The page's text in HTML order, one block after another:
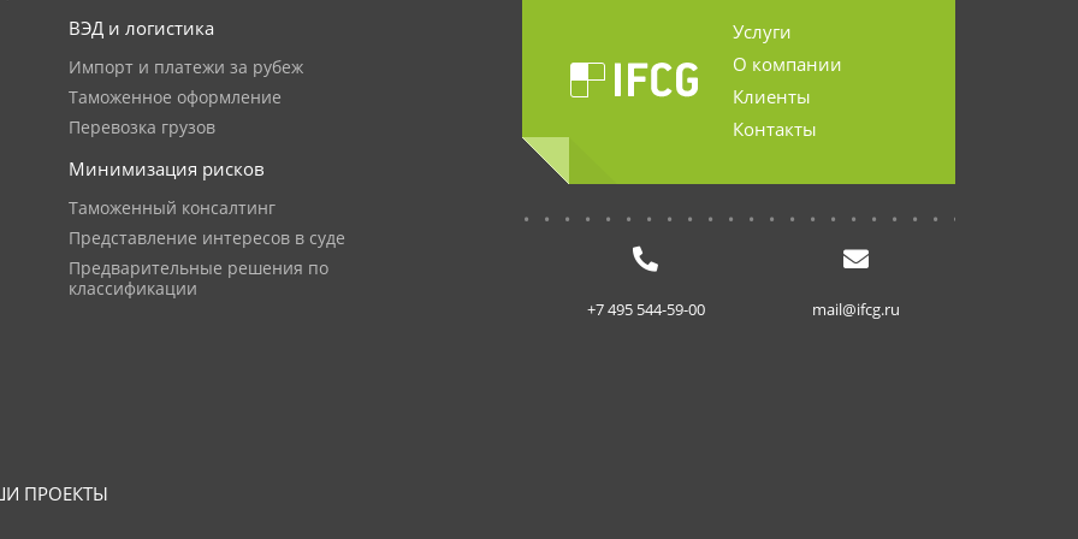
ВЭД и логистика
Импорт и платежи за рубеж
Таможенное оформление
Перевозка грузов
Минимизация рисков
Таможенный консалтинг
Представление интересов в суде
Предварительные решения по
классификации
ПРОЕКТЫ
Услуги
О компании
Клиенты
Контакты
+7 495 544-59-00 mail@ifcg.ru